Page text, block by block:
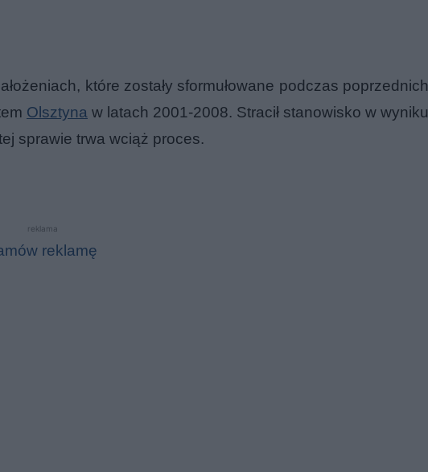
które zostały sformułowane podczas poprzednich
Olsztyna w latach 2001-2008. Stracił stanowisko w wyniku
sprawie trwa wciąż proces.
reklama
reklamę